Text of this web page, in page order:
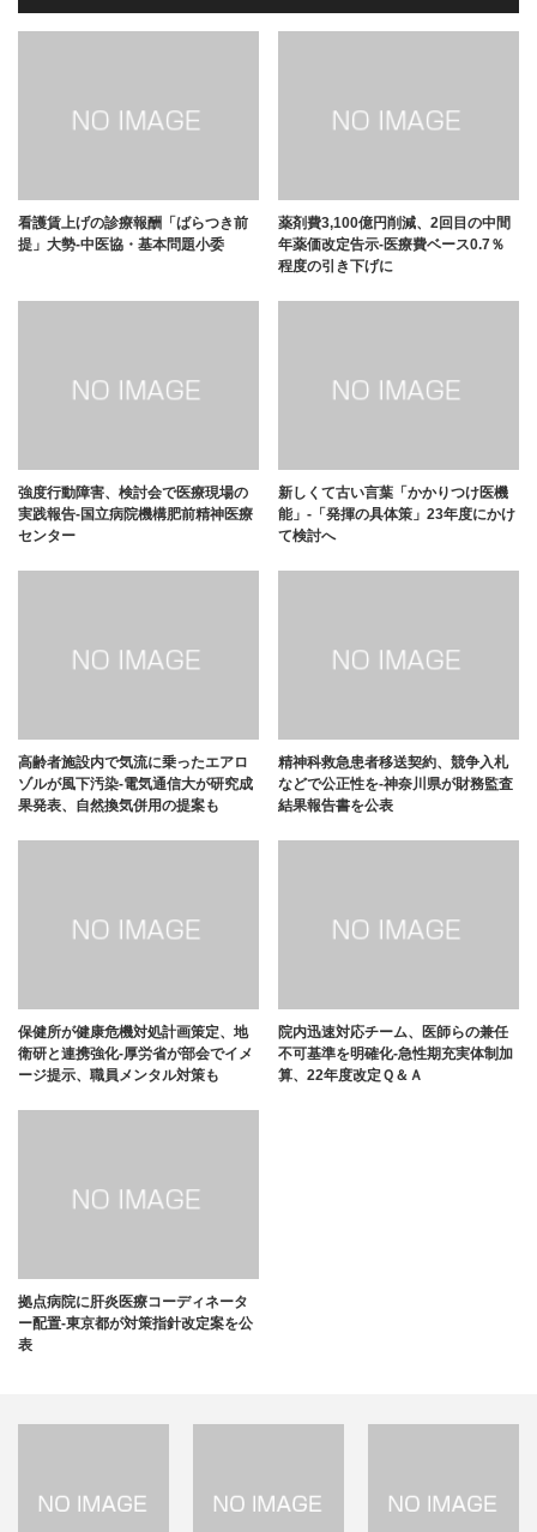
看護賃上げの診療報酬「ばらつき前
提」大勢-中医協・基本問題小委
薬剤費3,100億円削減、2回目の中間
年薬価改定告示-医療費ベース0.7％
程度の引き下げに
強度行動障害、検討会で医療現場の
実践報告-国立病院機構肥前精神医療
センター
新しくて古い言葉「かかりつけ医機
能」-「発揮の具体策」23年度にかけ
て検討へ
高齢者施設内で気流に乗ったエアロ
ゾルが風下汚染-電気通信大が研究成
果発表、自然換気併用の提案も
精神科救急患者移送契約、競争入札
などで公正性を-神奈川県が財務監査
結果報告書を公表
保健所が健康危機対処計画策定、地
衛研と連携強化-厚労省が部会でイメ
ージ提示、職員メンタル対策も
院内迅速対応チーム、医師らの兼任
不可基準を明確化-急性期充実体制加
算、22年度改定Ｑ＆Ａ
拠点病院に肝炎医療コーディネータ
ー配置-東京都が対策指針改定案を公
表